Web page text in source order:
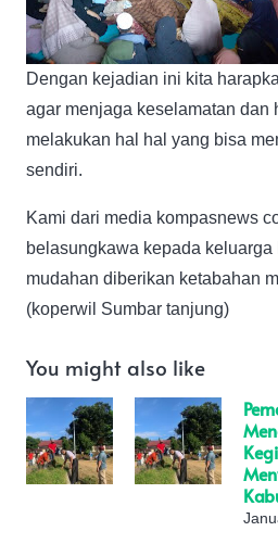
Dengan kejadian ini kita
agar menjaga keselamatan dan
melakukan hal hal yang bisa
sendiri.
Kami dari media kompasnews
belasungkawa kepada keluarga
mudahan diberikan ketabahan
(koperwil Sumbar tanjung)
You might also like